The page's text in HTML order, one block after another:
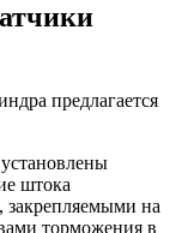
предлагается
штока
закрепляемыми на
торможения в